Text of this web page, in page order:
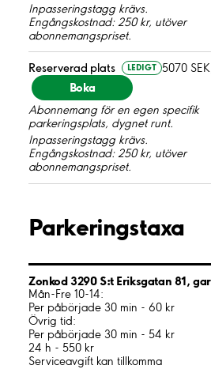
Inpasseringstagg krävs.
Engångskostnad: 250 kr, utöver
abonnemangspriset.
Reserverad plats LEDIGT 5070
Boka
Abonnemang för en egen specifik
parkeringsplats, dygnet runt.
Inpasseringstagg krävs.
Engångskostnad: 250 kr, utöver
abonnemangspriset.
Parkeringstaxa
Zonkod 3290 S:t Eriksgatan 81,
Mån-Fre 10-14:
Per påbörjade 30 min - 60 kr
Övrig tid:
Per påbörjade 30 min - 54 kr
24 h - 550 kr
Serviceavgift kan tillkomma